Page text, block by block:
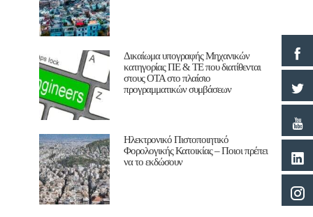
Δικαίωμα υπογραφής Μηχανικών
κατηγορίας ΠΕ & ΤΕ που διατίθενται
στους ΟΤΑ στο πλαίσιο
προγραμματικών συμβάσεων
Ηλεκτρονικό Πιστοποιητικό
Φορολογικής Κατοικίας – Ποιοι πρέπει
να το εκδώσουν